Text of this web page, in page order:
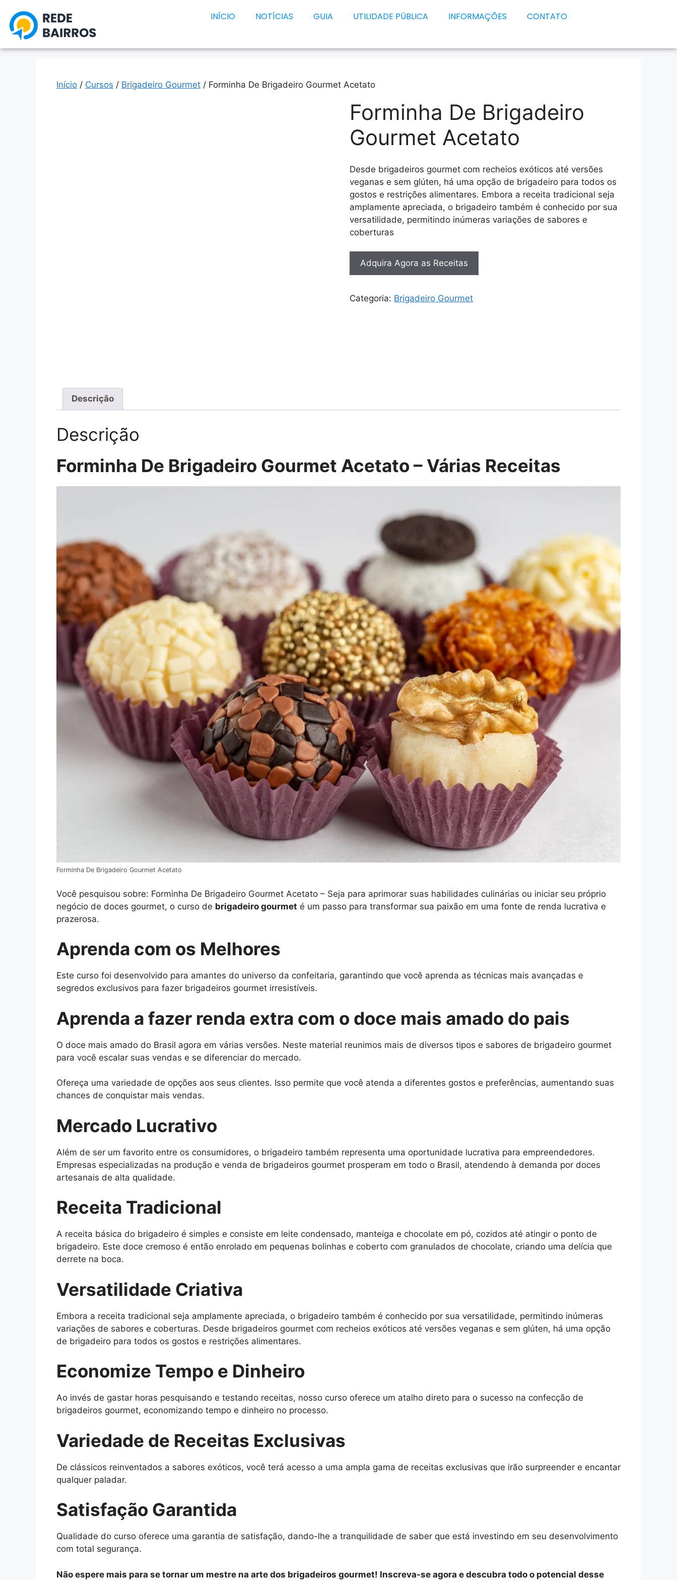
INÍCIO NOTÍCIAS GUIA UTILIDADE PÚBLICA INFORMAÇÕES CONTATO
Início / Cursos / Brigadeiro Gourmet / Forminha De Brigadeiro Gourmet Acetato
Forminha De Brigadeiro
Gourmet Acetato
Desde brigadeiros gourmet com recheios exóticos até versões
veganas e sem glúten, há uma opção de brigadeiro para todos os
gostos e restrições alimentares. Embora a receita tradicional seja
amplamente apreciada, o brigadeiro também é conhecido por sua
versatilidade, permitindo inúmeras variações de sabores e
coberturas
Adquira Agora as Receitas
Categoria: Brigadeiro Gourmet
Descrição
Descrição
Forminha De Brigadeiro Gourmet Acetato – Várias Receitas
Forminha De Brigadeiro Gourmet Acetato
Você pesquisou sobre: Forminha De Brigadeiro Gourmet Acetato – Seja para aprimorar suas habilidades culinárias ou iniciar seu próprio
negócio de doces gourmet, o curso de brigadeiro gourmet é um passo para transformar sua paixão em uma fonte de renda lucrativa e
prazerosa.
Aprenda com os Melhores
Este curso foi desenvolvido para amantes do universo da confeitaria, garantindo que você aprenda as técnicas mais avançadas e
segredos exclusivos para fazer brigadeiros gourmet irresistíveis.
Aprenda a fazer renda extra com o doce mais amado do pais
O doce mais amado do Brasil agora em várias versões. Neste material reunimos mais de diversos tipos e sabores de brigadeiro gourmet
para você escalar suas vendas e se diferenciar do mercado.
Ofereça uma variedade de opções aos seus clientes. Isso permite que você atenda a diferentes gostos e preferências, aumentando suas
chances de conquistar mais vendas.
Mercado Lucrativo
Além de ser um favorito entre os consumidores, o brigadeiro também representa uma oportunidade lucrativa para empreendedores.
Empresas especializadas na produção e venda de brigadeiros gourmet prosperam em todo o Brasil, atendendo à demanda por doces
artesanais de alta qualidade.
Receita Tradicional
A receita básica do brigadeiro é simples e consiste em leite condensado, manteiga e chocolate em pó, cozidos até atingir o ponto de
brigadeiro. Este doce cremoso é então enrolado em pequenas bolinhas e coberto com granulados de chocolate, criando uma delícia que
derrete na boca.
Versatilidade Criativa
Embora a receita tradicional seja amplamente apreciada, o brigadeiro também é conhecido por sua versatilidade, permitindo inúmeras
variações de sabores e coberturas. Desde brigadeiros gourmet com recheios exóticos até versões veganas e sem glúten, há uma opção
de brigadeiro para todos os gostos e restrições alimentares.
Economize Tempo e Dinheiro
Ao invés de gastar horas pesquisando e testando receitas, nosso curso oferece um atalho direto para o sucesso na confecção de
brigadeiros gourmet, economizando tempo e dinheiro no processo.
Variedade de Receitas Exclusivas
De clássicos reinventados a sabores exóticos, você terá acesso a uma ampla gama de receitas exclusivas que irão surpreender e encantar
qualquer paladar.
Satisfação Garantida
Qualidade do curso oferece uma garantia de satisfação, dando-lhe a tranquilidade de saber que está investindo em seu desenvolvimento
com total segurança.
Não espere mais para se tornar um mestre na arte dos brigadeiros gourmet! Inscreva-se agora e descubra todo o potencial desse